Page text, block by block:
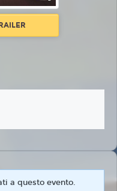
a questo evento.